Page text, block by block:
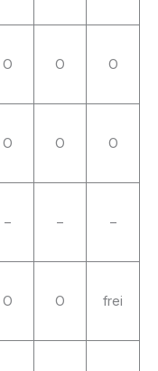
O O O
O O O
– – –
O O frei